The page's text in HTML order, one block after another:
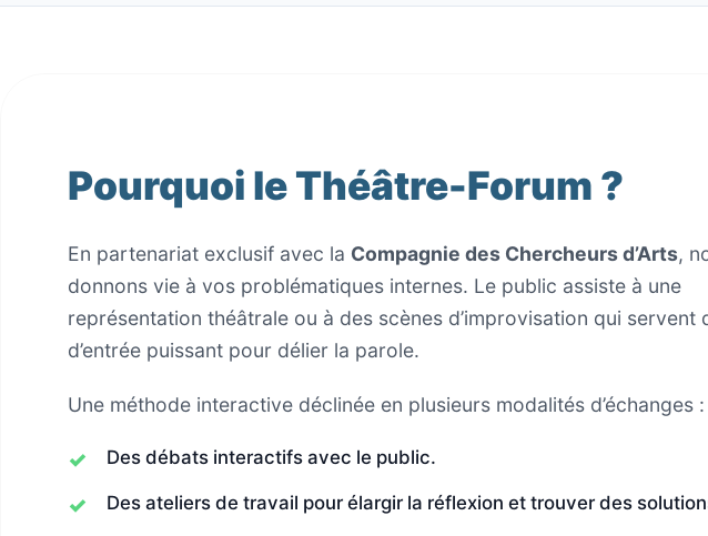
Pourquoi le Théâtre-Forum ?
En partenariat exclusif avec la Compagnie des Chercheurs d’Arts,
donnons vie à vos problématiques internes. Le public assiste à une
représentation théâtrale ou à des scènes d’improvisation qui servent
d’entrée puissant pour délier la parole.
Une méthode interactive déclinée en plusieurs modalités d’échanges :
Des débats interactifs avec le public.
Des ateliers de travail pour élargir la réflexion et trouver des